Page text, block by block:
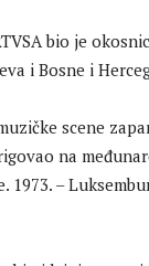
bio je
i Bosne i
scene
na
1973. –